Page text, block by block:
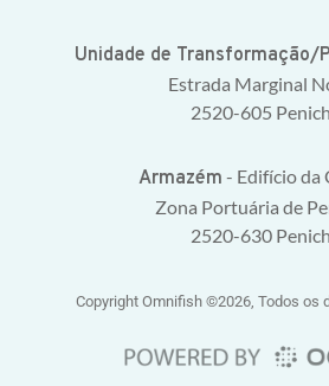
Unidade de Transformação/
Estrada Marginal
2520-605
Armazém - Edifício da
Zona Portuária de
2520-630
Copyright Omnifish ©2026, Todos os